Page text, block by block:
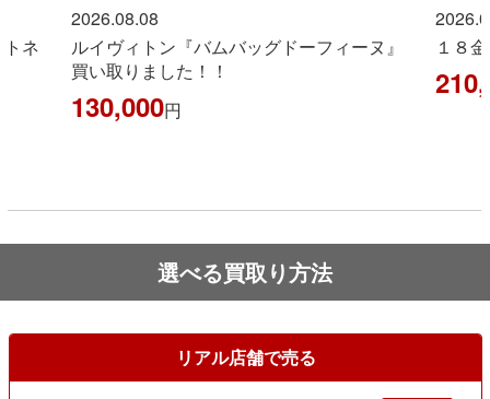
ネ
2026.08.08
ルイヴィトン『バムバッグドーフィーヌ』
買い取りました！！
130,000円
１８
選べる買取り方法
リアル店舗で売る